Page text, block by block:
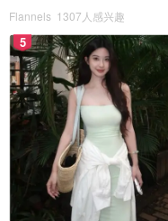
都是官网发的小样。调
Flannels 1307人感兴趣
5